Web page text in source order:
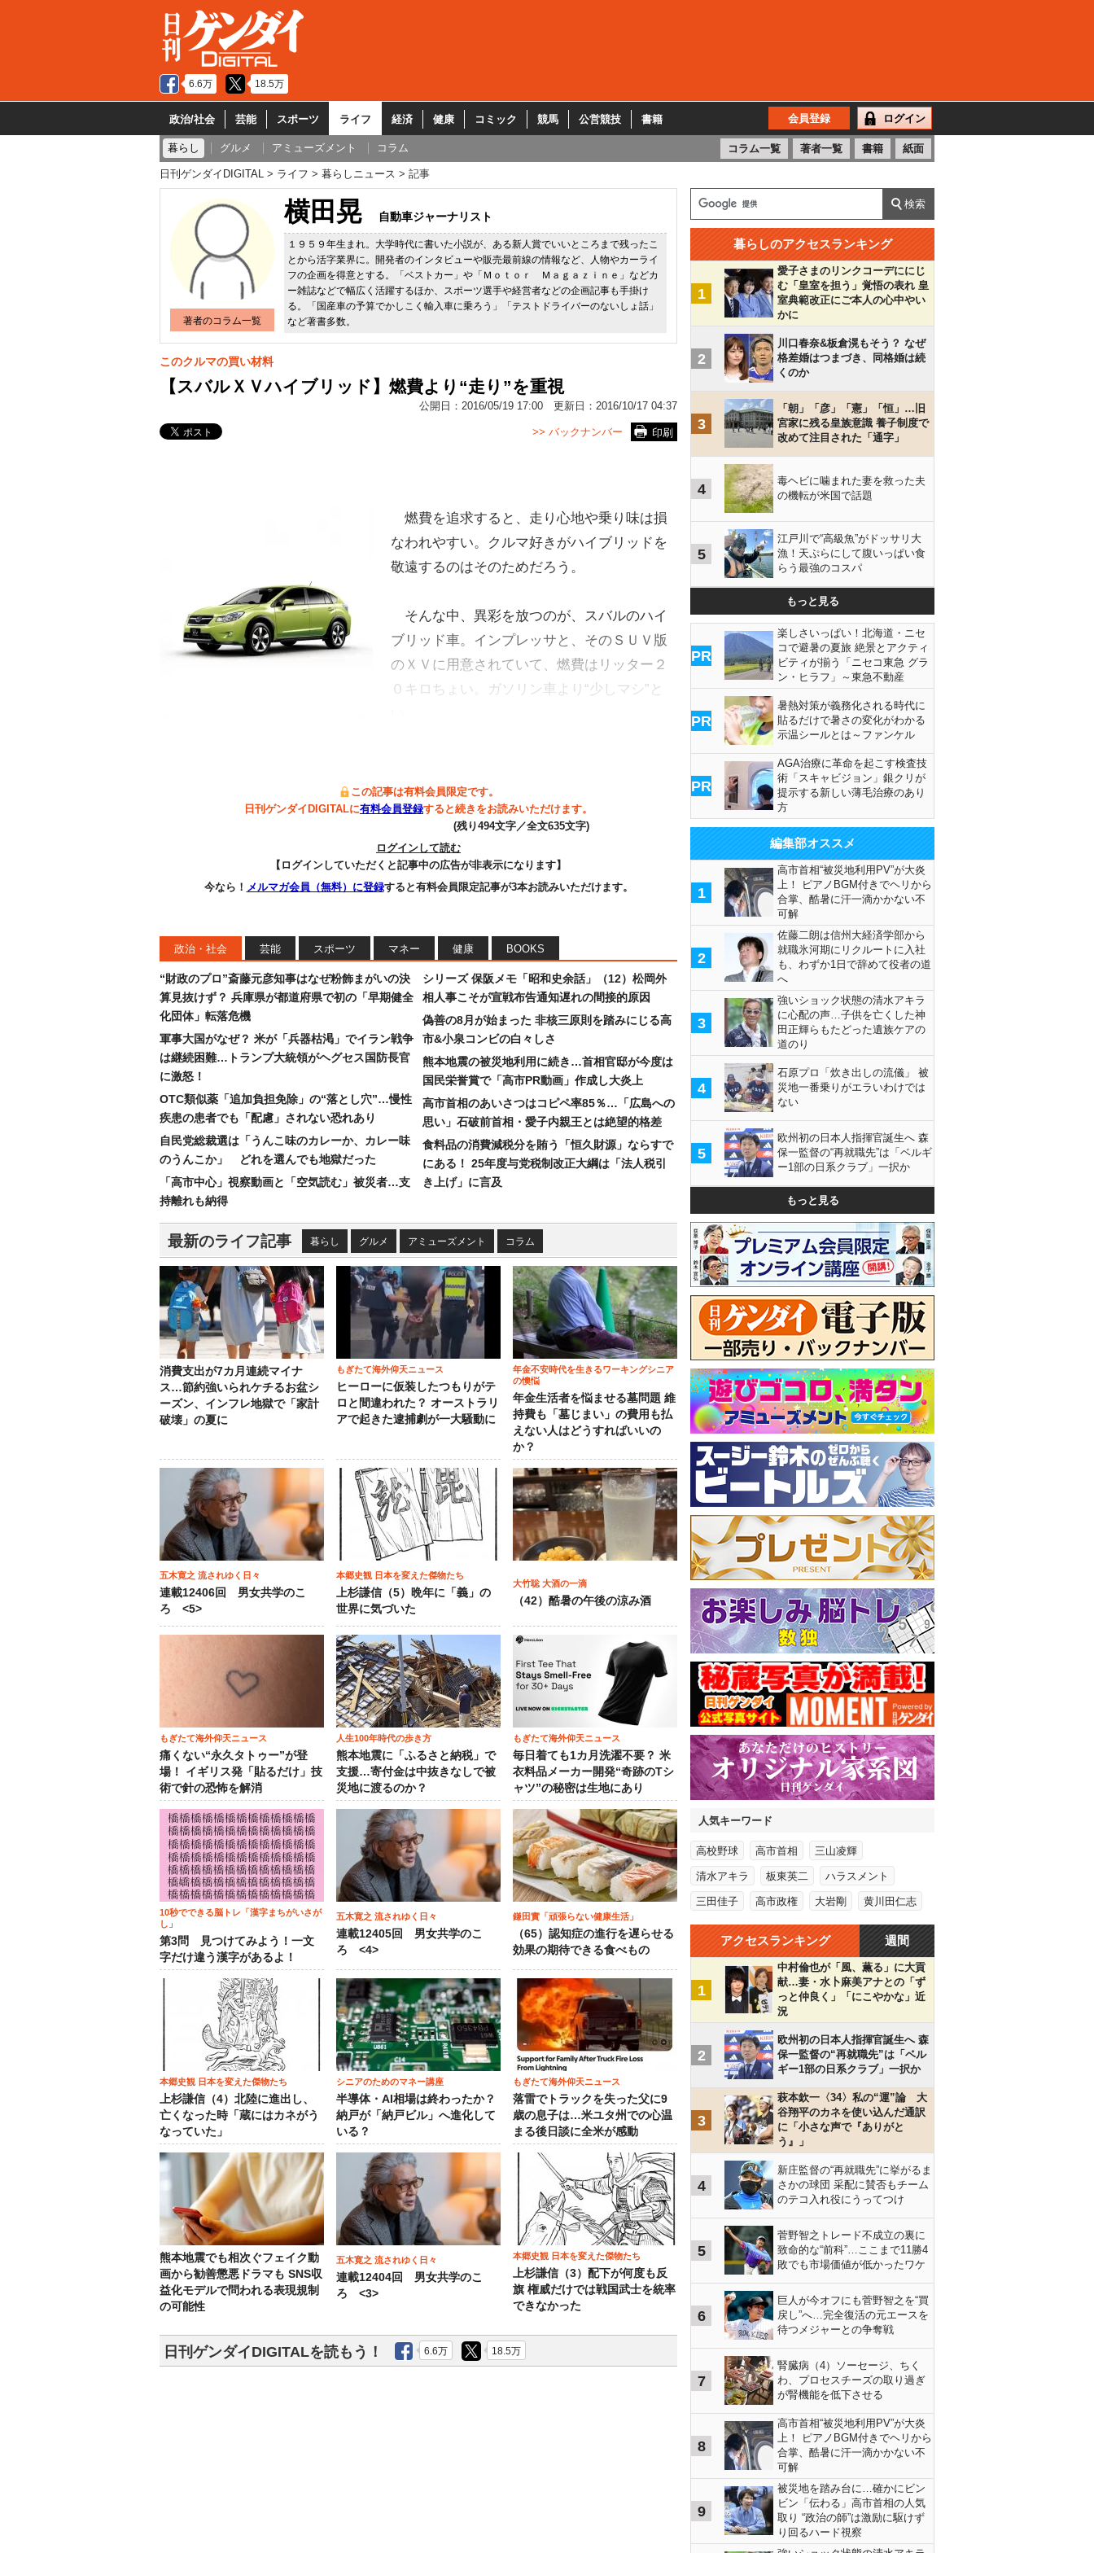
6.6万 18.5万
政治/社会 芸能 スポーツ ライフ 経済 健康 コミック 競馬 公営競技 書籍 会員登録 ログイン
暮らし グルメ アミューズメント コラム コラム一覧 著者一覧 書籍 紙面
日刊ゲンダイDIGITAL ライフ 暮らしニュース 記事
著者のコラム一覧
横田晃 自動車ジャーナリスト
１９５９年生まれ。大学時代に書いた小説が、ある新人賞でいいところまで残ったこ
とから活字業界に。開発者のインタビューや販売最前線の情報など、人物やカーライ
フの企画を得意とする。「ベストカー」や「Ｍｏｔｏｒ Ｍａｇａｚｉｎｅ」などカ
ー雑誌などで幅広く活躍するほか、スポーツ選手や経営者などの企画記事も手掛け
る。「国産車の予算でかしこく輸入車に乗ろう」「テストドライバーのないしょ話」
など著書多数。
このクルマの買い材料
【スバルＸＶハイブリッド】燃費より“走り”を重視
公開日： 2016/05/19 17:00 更新日： 2016/10/17 04:37
印刷
>> バックナンバー
燃費を追求すると、走り心地や乗り味は損
なわれやすい。クルマ好きがハイブリッドを
敬遠するのはそのためだろう。
そんな中、異彩を放つのが、スバルのハイ
ブリッド車。インプレッサと、そのＳＵＶ版
のＸＶに用意されていて、燃費はリッター２
０キロちょい。ガソリン車より“少しマシ”と
この記事は有料会員限定です。
日刊ゲンダイDIGITALに有料会員登録すると続きをお読みいただけます。
(残り494文字／全文635文字)
ログインして読む
【ログインしていただくと記事中の広告が非表示になります】
今なら！ メルマガ会員（無料）に登録すると有料会員限定記事が3本お読みいただけます。
政治・社会 芸能 スポーツ マネー 健康 BOOKS
“財政のプロ”斎藤元彦知事はなぜ粉飾まがいの決
算見抜けず？ 兵庫県が都道府県で初の「早期健全
化団体」転落危機
軍事大国がなぜ？ 米が「兵器枯渇」でイラン戦争
は継続困難…トランプ大統領がヘグセス国防長官
に激怒！
OTC類似薬「追加負担免除」の“落とし穴”…慢性
疾患の患者でも「配慮」されない恐れあり
自民党総裁選は「うんこ味のカレーか、カレー味
のうんこか」 どれを選んでも地獄だった
「高市中心」視察動画と「空気読む」被災者…支
持離れも納得
シリーズ 保阪メモ「昭和史余話」（12）松岡外
相人事こそが宣戦布告通知遅れの間接的原因
偽善の8月が始まった 非核三原則を踏みにじる高
市&小泉コンビの白々しさ
熊本地震の被災地利用に続き…首相官邸が今度は
国民栄誉賞で「高市PR動画」作成し大炎上
高市首相のあいさつはコピペ率85％…「広島への
思い」石破前首相・愛子内親王とは絶望的格差
食料品の消費減税分を賄う「恒久財源」ならすで
にある！ 25年度与党税制改正大綱は「法人税引
き上げ」に言及
最新のライフ記事 暮らし グルメ アミューズメント コラム
消費支出が7カ月連続マイナ
ス…節約強いられケチるお盆シ
ーズン、インフレ地獄で「家計
破壊」の夏に
もぎたて海外仰天ニュース
ヒーローに仮装したつもりがテ
ロと間違われた？ オーストラリ
アで起きた逮捕劇が一大騒動に
年金不安時代を生きるワーキングシニア
の懊悩
年金生活者を悩ませる墓問題 維
持費も「墓じまい」の費用も払
えない人はどうすればいいの
か？
五木寛之 流されゆく日々
連載12406回 男女共学のこ
ろ <5>
本郷史観 日本を変えた傑物たち
上杉謙信（5）晩年に「義」の
世界に気づいた
大竹聡 大酒の一滴
（42）酷暑の午後の涼み酒
もぎたて海外仰天ニュース
痛くない“永久タトゥー”が登
場！ イギリス発「貼るだけ」技
術で針の恐怖を解消
人生100年時代の歩き方
熊本地震に「ふるさと納税」で
支援…寄付金は中抜きなしで被
災地に渡るのか？
もぎたて海外仰天ニュース
毎日着ても1カ月洗濯不要？ 米
衣料品メーカー開発“奇跡のTシ
ャツ”の秘密は生地にあり
10秒でできる脳トレ「漢字まちがいさが
し」
第3問 見つけてみよう！一文
字だけ違う漢字があるよ！
五木寛之 流されゆく日々
連載12405回 男女共学のこ
ろ <4>
鎌田實「頑張らない健康生活」
（65）認知症の進行を遅らせる
効果の期待できる食べもの
本郷史観 日本を変えた傑物たち
上杉謙信（4）北陸に進出し、
亡くなった時「蔵にはカネがう
なっていた」
シニアのためのマネー講座
半導体・AI相場は終わったか？
納戸が「納戸ビル」へ進化して
いる？
もぎたて海外仰天ニュース
落雷でトラックを失った父に9
歳の息子は…米ユタ州での心温
まる後日談に全米が感動
熊本地震でも相次ぐフェイク動
画から勧善懲悪ドラマも SNS収
益化モデルで問われる表現規制
の可能性
五木寛之 流されゆく日々
連載12404回 男女共学のこ
ろ <3>
本郷史観 日本を変えた傑物たち
上杉謙信（3）配下が何度も反
旗 権威だけでは戦国武士を統率
できなかった
日刊ゲンダイDIGITALを読もう！ 6.6万 18.5万
暮らしのアクセスランキング
1
愛子さまのリンクコーデににじ
む「皇室を担う」覚悟の表れ 皇
室典範改正にご本人の心中やい
かに
2
川口春奈&板倉滉もそう？ なぜ
格差婚はつまづき、同格婚は続
くのか
3
「朝」「彦」「憲」「恒」…旧
宮家に残る皇族意識 養子制度で
改めて注目された「通字」
4
毒ヘビに噛まれた妻を救った夫
の機転が米国で話題
5
江戸川で“高級魚”がドッサリ大
漁！天ぷらにして腹いっぱい食
らう最強のコスパ
もっと見る
PR
楽しさいっぱい！北海道・ニセ
コで避暑の夏旅 絶景とアクティ
ビティが揃う「ニセコ東急 グラ
ン・ヒラフ」～東急不動産
PR
暑熱対策が義務化される時代に
貼るだけで暑さの変化がわかる
示温シールとは～ファンケル
PR
AGA治療に革命を起こす検査技
術「スキャビジョン」銀クリが
提示する新しい薄毛治療のあり
方
編集部オススメ
1
高市首相“被災地利用PV”が大炎
上！ ピアノBGM付きでヘリから
合掌、酷暑に汗一滴かかない不
可解
2
佐藤二朗は信州大経済学部から
就職氷河期にリクルートに入社
も、わずか1日で辞めて役者の道
へ
3
強いショック状態の清水アキラ
に心配の声…子供を亡くした神
田正輝らもたどった遺族ケアの
道のり
4
石原プロ「炊き出しの流儀」 被
災地一番乗りがエラいわけでは
ない
5
欧州初の日本人指揮官誕生へ 森
保一監督の“再就職先”は「ベルギ
ー1部の日系クラブ」一択か
もっと見る
人気キーワード
高校野球 高市首相 三山凌輝
清水アキラ 板東英二 ハラスメント
三田佳子 高市政権 大岩剛 黄川田仁志
アクセスランキング 週間
1
中村倫也が「風、薫る」に大貢
献…妻・水卜麻美アナとの「ず
っと仲良く」「にこやかな」近
況
2
欧州初の日本人指揮官誕生へ 森
保一監督の“再就職先”は「ベル
ギー1部の日系クラブ」一択か
3
萩本欽一〈34〉私の“運”論 大
谷翔平のカネを使い込んだ通訳
に「小さな声で『ありがと
う』」
4
新庄監督の“再就職先”に挙がるま
さかの球団 采配に賛否もチーム
のテコ入れ役にうってつけ
5
菅野智之トレード不成立の裏に
致命的な“前科”…ここまで11勝4
敗でも市場価値が低かったワケ
6
巨人が今オフにも菅野智之を“買
戻し”へ…完全復活の元エースを
待つメジャーとの争奪戦
7
腎臓病（4）ソーセージ、ちく
わ、プロセスチーズの取り過ぎ
が腎機能を低下させる
8
高市首相“被災地利用PV”が大炎
上！ ピアノBGM付きでヘリから
合掌、酷暑に汗一滴かかない不
可解
9
被災地を踏み台に…確かにビン
ビン「伝わる」高市首相の人気
取り “政治の師”は激励に駆けず
り回るハード視察